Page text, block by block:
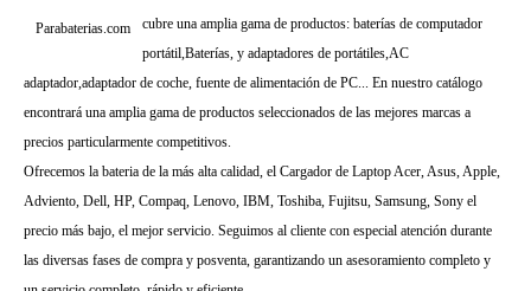
Parabaterias.com
cubre una amplia gama de productos: baterías de computador
portátil,Baterías, y adaptadores de portátiles,AC
adaptador,adaptador de coche, fuente de alimentación de PC... En nuestro catálogo
encontrará una amplia gama de productos seleccionados de las mejores marcas a
precios particularmente competitivos.
Ofrecemos la bateria de la más alta calidad, el Cargador de Laptop Acer, Asus, Apple,
Adviento, Dell, HP, Compaq, Lenovo, IBM, Toshiba, Fujitsu, Samsung, Sony el
precio más bajo, el mejor servicio. Seguimos al cliente con especial atención durante
las diversas fases de compra y posventa, garantizando un asesoramiento completo y